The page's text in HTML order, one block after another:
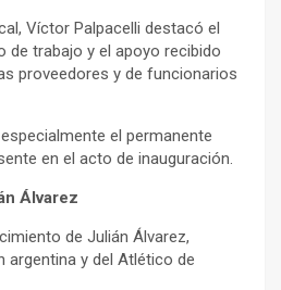
Víctor Palpacelli destacó el
de trabajo y el apoyo recibido
proveedores y de funcionarios
el permanente
en el acto de inauguración.
Álvarez
de Julián Álvarez,
y del Atlético de